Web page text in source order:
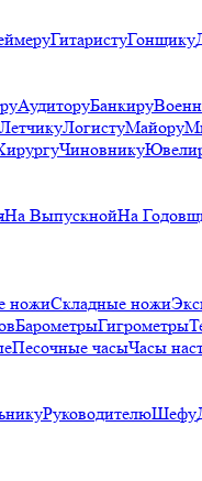
ГитаристуГонщику
АудиторуБанкиру
ЛетчикуЛогистуМайору
Чиновнику
На ВыпускнойНа
ножиСкладные ножи
БарометрыГигрометры
Песочные часыЧасы
РуководителюШефу